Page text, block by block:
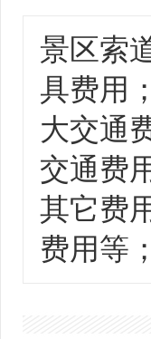
景区索
具费用；
大交通
交通费
其它费
费用等；